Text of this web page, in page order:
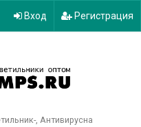
Вход Регистрация
Антивирусна